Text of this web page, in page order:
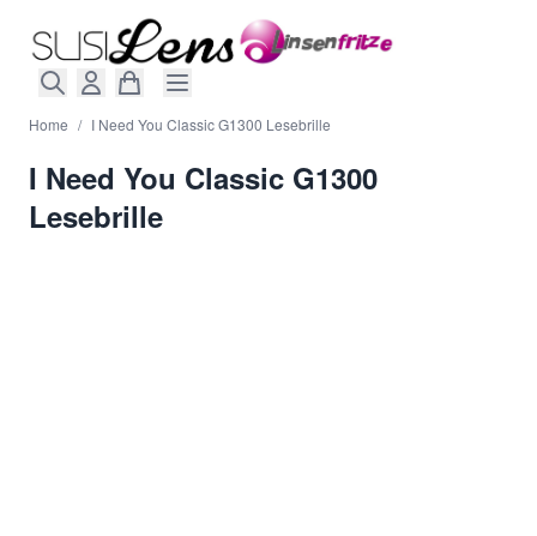
Home / I Need You Classic G1300 Lesebrille
I Need You Classic G1300
Lesebrille